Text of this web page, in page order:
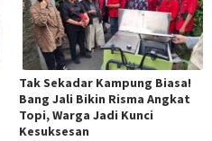
Tak Sekadar Kampung Biasa!
Bang Jali Bikin Risma Angkat
Topi, Warga Jadi Kunci
Kesuksesan